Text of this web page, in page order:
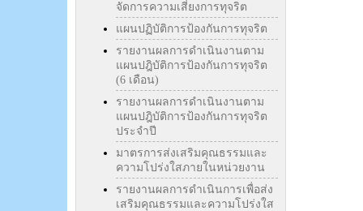
จัดการความเสี่ยงการทุจริต
แผนปฏิบัติการป้องกันการทุจริต
รายงานผลการดำเนินงานตาม
แผนปฎิบัติการป้องกันการทุจริต
(6 เดือน)
รายงานผลการดำเนินงานตาม
แผนปฎิบัติการป้องกันการทุจริต
ประจำปี
มาตรการส่งเสริมคุณธรรมและ
ความโปร่งใสภายในหน่วยงาน
รายงานผลการดำเนินการเพื่อส่ง
เสริมคุณธรรมและความโปร่งใส